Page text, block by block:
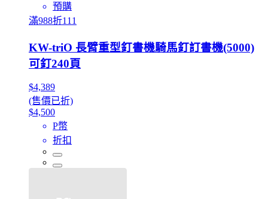
預購
滿988折111
KW-triO 長臂重型釘書機騎馬釘訂書機(5000)
可釘240頁
$4,389
(售價已折)
$4,500
P幣
折扣